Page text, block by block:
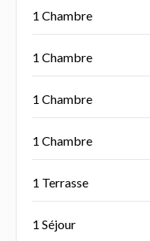
1 Chambre
1 Chambre
1 Chambre
1 Chambre
1 Terrasse
1 Séjour